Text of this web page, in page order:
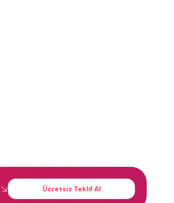
Ücretsiz Teklif Al